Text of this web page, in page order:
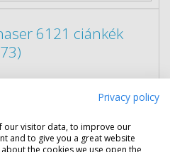
6121 ciánkék
Privacy policy
our visitor data, to improve our
and to give you a great website
the cookies we use open the